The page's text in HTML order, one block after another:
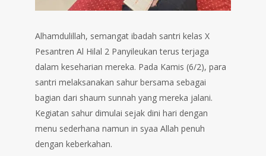
Alhamdulillah, semangat ibadah santri kelas X
Pesantren Al Hilal 2 Panyileukan terus terjaga
dalam keseharian mereka. Pada Kamis (6/2), para
santri melaksanakan sahur bersama sebagai
bagian dari shaum sunnah yang mereka jalani.
Kegiatan sahur dimulai sejak dini hari dengan
menu sederhana namun in syaa Allah penuh
dengan keberkahan.